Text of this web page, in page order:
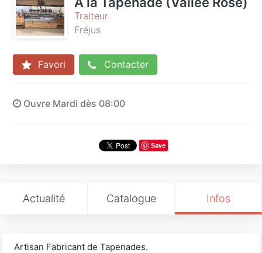
Traiteur
Fréjus
Favori Contacter
Ouvre Mardi dès 08:00
Save
Actualité Catalogue Infos
Artisan Fabricant de Tapenades.